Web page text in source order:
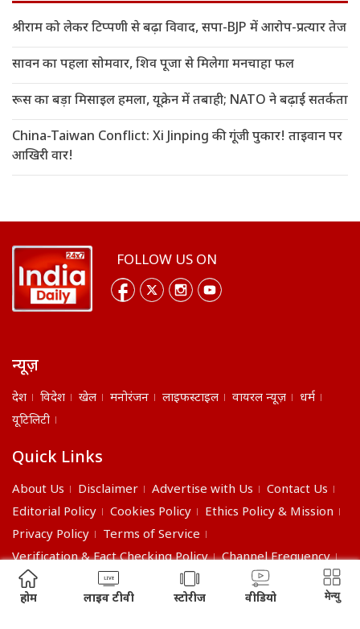
श्रीराम को लेकर टिप्पणी से बढ़ा विवाद, सपा-BJP में आरोप-प्रत्यार तेज
सावन का पहला सोमवार, शिव पूजा से मिलेगा मनचाहा फल
रूस का बड़ा मिसाइल हमला, यूक्रेन में तबाही; NATO ने बढ़ाई सतर्कता
China-Taiwan Conflict: Xi Jinping की गूंजी पुकार! ताइवान पर
आखिरी वार!
FOLLOW US ON
न्यूज़
देश विदेश खेल मनोरंजन लाइफस्टाइल वायरल न्यूज़
धर्म
यूटिलिटी
Quick Links
About Us Disclaimer Advertise with Us
Contact Us
Editorial Policy
Cookies Policy
Ethics Policy & Mission
Privacy Policy
Terms of Service
Verification & Fact Checking Policy
Channel Frequency
©2026 India Daily. All right reserved.
होम लाइव टीवी स्टोरीज वीडियो मेन्यु